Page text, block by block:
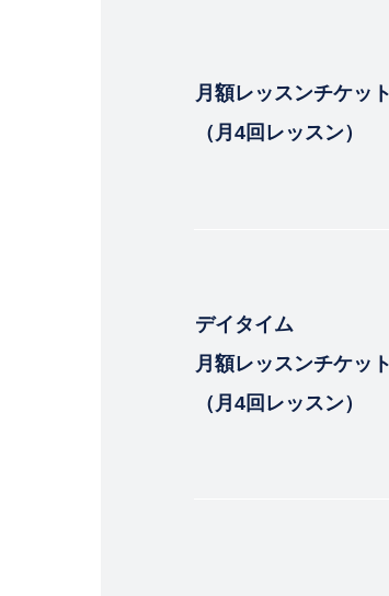
月額レッスンチケッ
（月4回レッスン）
デイタイム
月額レッスンチケッ
（月4回レッスン）